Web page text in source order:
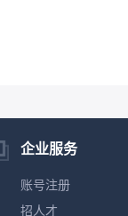
企业服务
账号注册
招人才